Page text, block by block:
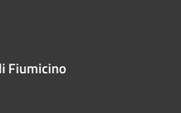
Fiumicino